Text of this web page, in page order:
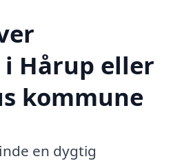
Hårup eller
kommune
en dygtig